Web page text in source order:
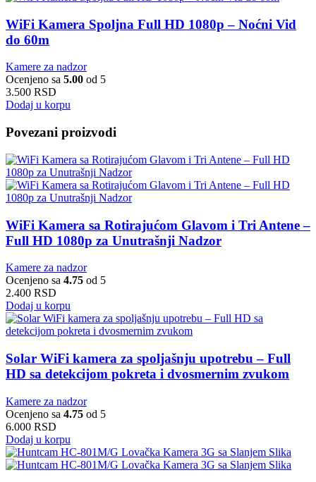
WiFi Kamera Spoljna Full HD 1080p – Noćni Vid
do 60m
Kamere za nadzor
Ocenjeno sa 5.00 od 5
3.500 RSD
Dodaj u korpu
Povezani proizvodi
WiFi Kamera sa Rotirajućom Glavom i Tri Antene –
Full HD 1080p za Unutrašnji Nadzor
Kamere za nadzor
Ocenjeno sa 4.75 od 5
2.400 RSD
Dodaj u korpu
Solar WiFi kamera za spoljašnju upotrebu – Full
HD sa detekcijom pokreta i dvosmernim zvukom
Kamere za nadzor
Ocenjeno sa 4.75 od 5
6.000 RSD
Dodaj u korpu